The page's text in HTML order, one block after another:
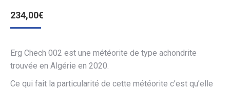
234,00€
Erg Chech 002 est une météorite de type achondrite
trouvée en Algérie en 2020.
Ce qui fait la particularité de cette météorite c’est qu’elle